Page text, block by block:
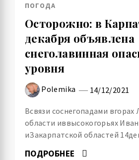
ПОГОДА
Осторожно: в
декабря объявлена
снеголавинная
уровня
Polemika 14/12/2021
Всвязи соснегопадами вгорах
области иввысокогорьях
иЗакарпатской областей
ПОДРОБНЕЕ